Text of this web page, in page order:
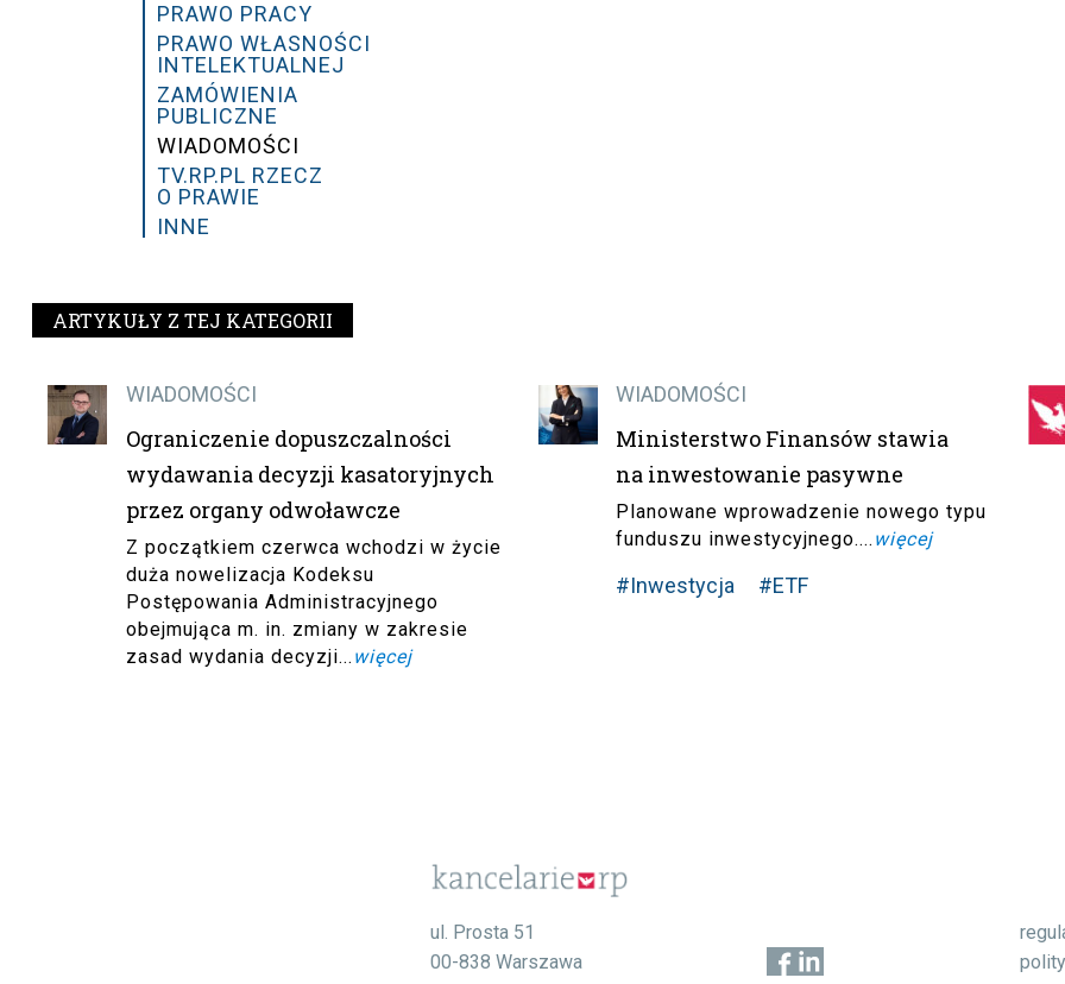
PRAWO PRACY
PRAWO WŁASNOŚCI
INTELEKTUALNEJ
ZAMÓWIENIA
PUBLICZNE
WIADOMOŚCI
TV.RP.PL RZECZ
O PRAWIE
INNE
ARTYKUŁY Z TEJ KATEGORII
WIADOMOŚCI
Ograniczenie dopuszczalności
wydawania decyzji kasatoryjnych
przez organy odwoławcze
Z początkiem czerwca wchodzi w życie
duża nowelizacja Kodeksu
Postępowania Administracyjnego
obejmująca m. in. zmiany w zakresie
zasad wydania decyzji... więcej
WIADOMOŚCI
Ministerstwo Finansów stawia
na inwestowanie pasywne
Planowane wprowadzenie nowego typu
funduszu inwestycyjnego.... więcej
#Inwestycja #ETF
ul. Prosta 51
00-838 Warszawa